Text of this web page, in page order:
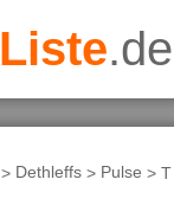
Liste.de
> Dethleffs > Pulse >